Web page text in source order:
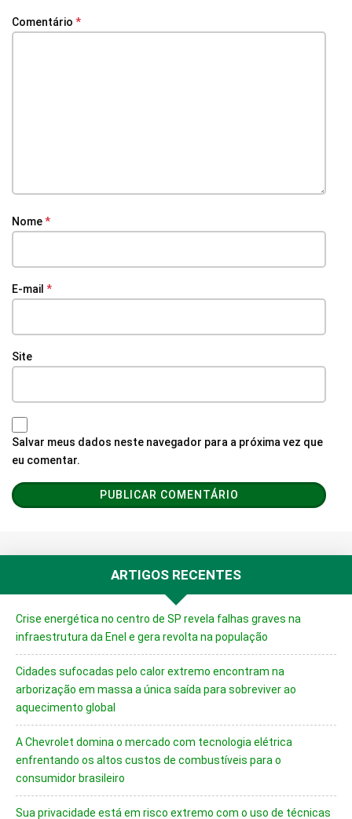
Comentário *
Nome*
E-mail *
Site
Salvar meus dados neste navegador para a próxima vez que
eu comentar.
ARTIGOS RECENTES
Crise energética no centro de SP revela falhas graves na
infraestrutura da Enel e gera revolta na população
Cidades sufocadas pelo calor extremo encontram na
arborização em massa a única saída para sobreviver ao
aquecimento global
A Chevrolet domina o mercado com tecnologia elétrica
enfrentando os altos custos de combustíveis para o
consumidor brasileiro
Sua privacidade está em risco extremo com o uso de técnicas